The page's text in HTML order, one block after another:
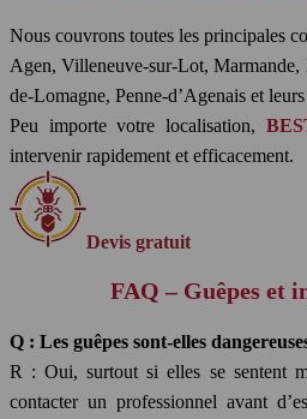
Nous couvrons toutes les principales
Agen, Villeneuve-sur-Lot,
de-Lomagne, Penne-d’Agenais et
Peu importe votre localisation,
intervenir rapidement et efficacement.
Devis gratuit
FAQ – Guêpes et
Q : Les guêpes sont-elles
R : Oui, surtout si elles se sentent
contacter un professionnel avant